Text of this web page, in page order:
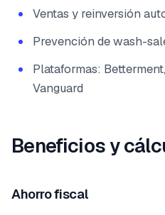
Ventas y reinversión
Prevención de wash-
Plataformas:
Vanguard
Beneficios y
Ahorro fiscal